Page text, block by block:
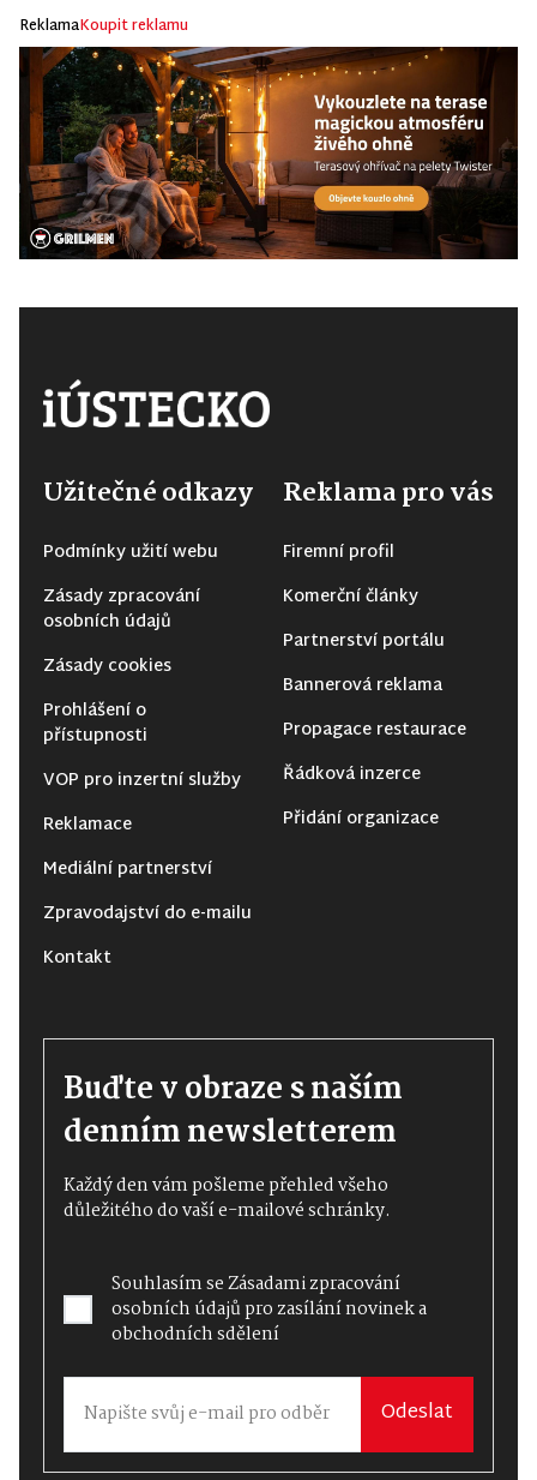
ReklamaKoupit reklamu
Užitečné odkazy
Podmínky užití webu
Zásady zpracování
osobních údajů
Zásady cookies
Prohlášení o
přístupnosti
VOP pro inzertní služby
Reklamace
Mediální partnerství
Zpravodajství do e-mailu
Kontakt
Reklama pro vás
Firemní profil
Komerční články
Partnerství portálu
Bannerová reklama
Propagace restaurace
Řádková inzerce
Přidání organizace
Buďte v obraze s naším
denním newsletterem
Každý den vám pošleme přehled všeho
důležitého do vaší e-mailové schránky.
Souhlasím seZásadami zpracování
osobních údajůpro zasílání novinek a
obchodních sdělení
Odeslat